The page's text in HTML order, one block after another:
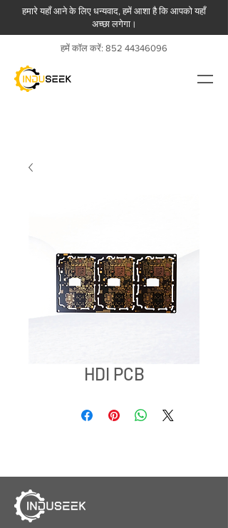
हमारे यहाँ आने के लिए धन्यवाद, हमें आशा है कि आपको यहाँ
अच्छा लगेगा।
हमें कॉल करें: 852 44346096
HDI PCB